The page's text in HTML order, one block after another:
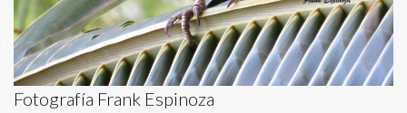
Fotografía Frank Espinoza